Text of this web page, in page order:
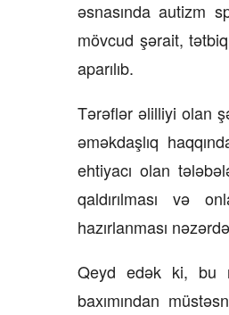
əsnasında autizm
mövcud şərait,
aparılıb.
Tərəflər əlilliyi olan
əməkdaşlıq
ehtiyacı olan
qaldırılması və
hazırlanması
Qeyd edək ki, bu
baxımından